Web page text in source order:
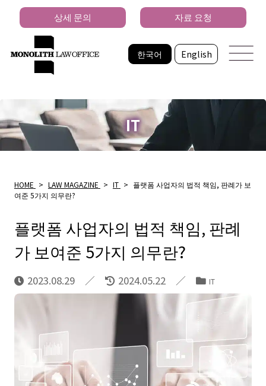
한국어 English
상세 문의 자료 요청
IT
HOME > LAW MAGAZINE > IT > 플랫폼 사업자의 법적 책임, 판례가 보
여준 5가지 의무란?
플랫폼 사업자의 법적 책임, 판례
가 보여준 5가지 의무란?
2023.08.29 2024.05.22 IT